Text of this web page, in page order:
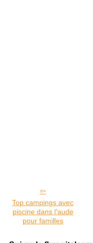
Top campings avec
piscine dans l'aude
pour familles